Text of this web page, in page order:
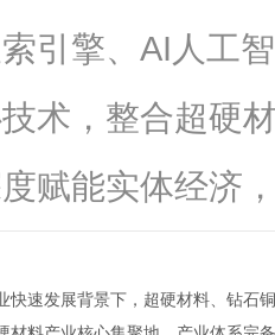
引擎、AI人工
术，整合超硬
赋能实体经济
快速发展背景下，超硬材料、钻石